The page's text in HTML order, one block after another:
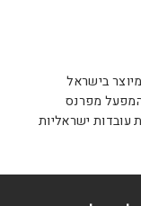
מיוצר בישראל
מפרנס
עובדות ישראליות